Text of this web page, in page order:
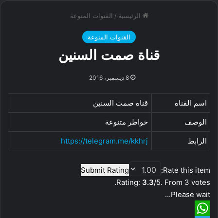
الرئيسية / القنوات المنوعة
القنوات المنوعة
قناة صمت السنين
8 ديسمبر، 2016
اسم القناة قناة صمت السنين
الوصف خواطر متنوعة
الرابط https://telegram.me/kkhrj
Rate this item:
Submit Rating
Rating: 3.3/5. From 3 votes.
Please wait...